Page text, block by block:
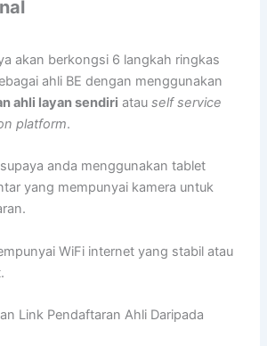
akan berkongsi 6 langkah ringkas
ahli BE dengan menggunakan
ahli layan sendiri atauself service
platform.
anda menggunakan tablet
yang mempunyai kamera untuk
WiFi internet yang stabil atau
Link Pendaftaran Ahli Daripada